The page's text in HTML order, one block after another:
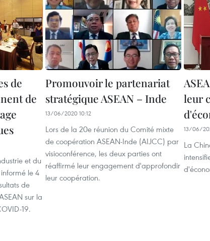
de
de
et du
le 4
de
sur la
19.
Promouvoir le partenariat
stratégique ASEAN – Inde
13/06/2020 10:12
Lors de la 20e réunion du Comité mixte
de coopération ASEAN-Inde (AIJCC) par
visioconférence, les deux parties ont
réaffirmé leur engagement d'approfondir
leur coopération.
leur
13/06/
La